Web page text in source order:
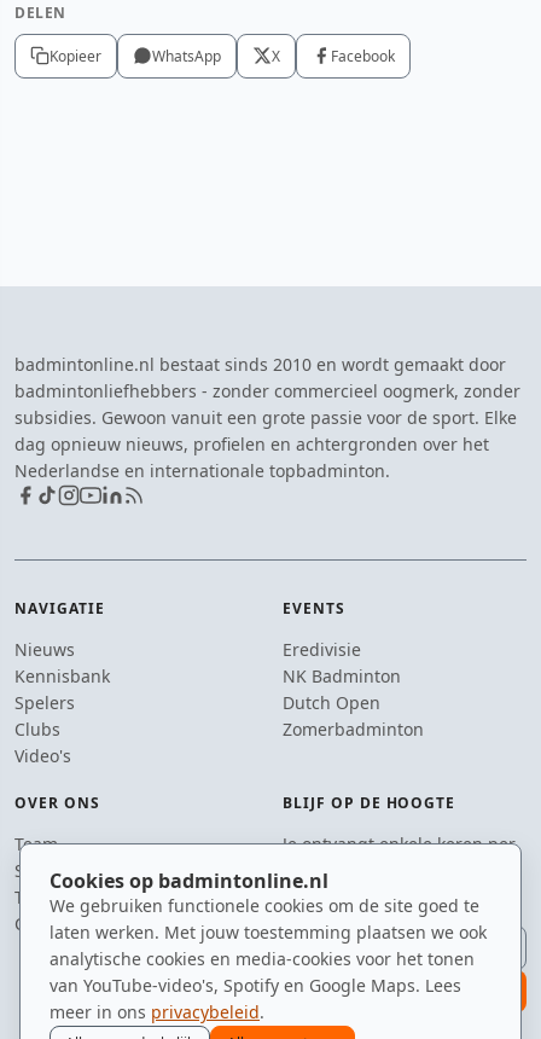
Cookies op badmintonline.nl
We gebruiken functionele cookies om de site goed te
laten werken. Met jouw toestemming plaatsen we ook
analytische cookies en media-cookies voor het tonen
van YouTube-video's, Spotify en Google Maps. Lees
meer in ons privacybeleid.
DELEN
Kopieer WhatsApp X Facebook
badmintonline.nl bestaat sinds 2010 en wordt gemaakt door
badmintonliefhebbers - zonder commercieel oogmerk, zonder
subsidies. Gewoon vanuit een grote passie voor de sport. Elke
dag opnieuw nieuws, profielen en achtergronden over het
Nederlandse en internationale topbadminton.
NAVIGATIE
Nieuws
Kennisbank
Spelers
Clubs
Video's
EVENTS
Eredivisie
NK Badminton
Dutch Open
Zomerbadminton
OVER ONS
Team
Supporters
Tip de redactie
Contact
BLIJF OP DE HOOGTE
Je ontvangt enkele keren per
jaar een e-mail met het
laatste badmintonnieuws.
E-mailadres
aanmelden